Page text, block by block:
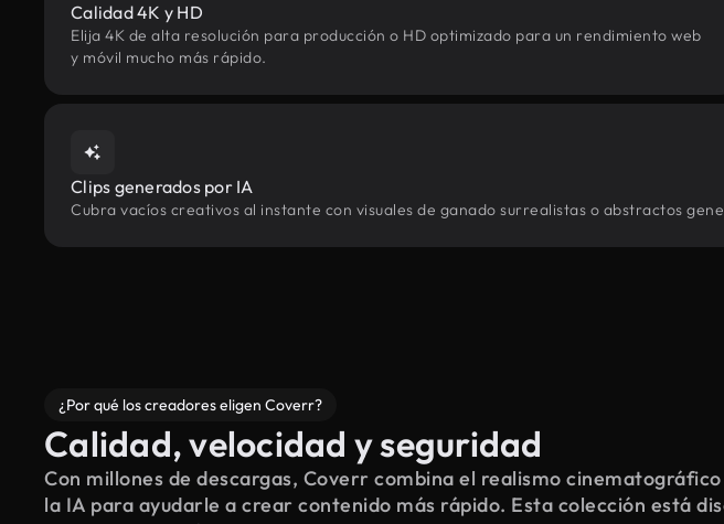
Calidad 4K y HD
Elija 4K de alta resolución para producción o HD optimizado para un rendimiento web
y móvil mucho más rápido.
Clips generados por IA
Cubra vacíos creativos al instante con visuales de ganado surrealistas o abstractos
¿Por qué los creadores eligen Coverr?
Calidad, velocidad y seguridad
Con millones de descargas, Coverr combina el realismo
la IA para ayudarle a crear contenido más rápido. Esta colección está